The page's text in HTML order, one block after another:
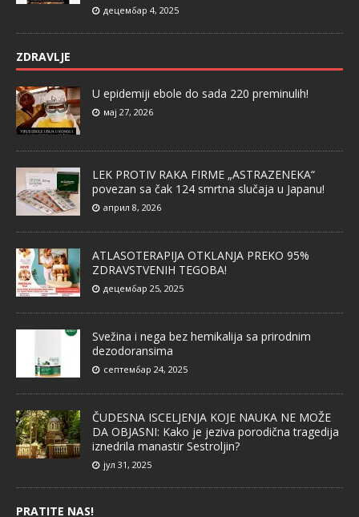
децембар 4, 2025
ZDRAVLJE
U epidemiji ebole do sada 220 preminulih!
мај 27, 2026
LEK PROTIV RAKA FIRME „ASTRAZENEKA“
povezan sa čak 124 smrtna slučaja u Japanu!
април 8, 2026
ATLASOTERAPIJA OTKLANJA PREKO 95%
ZDRAVSTVENIH TEGOBA!
децембар 25, 2025
Svežina i nega bez hemikalija sa prirodnim
dezodoransima
септембар 24, 2025
ČUDESNA ISCELJENJA KOJE NAUKA NE MOŽE
DA OBJASNI: Kako je jeziva porodična tragedija
iznedrila manastir Sestroljin?
јул 31, 2025
PRATITE NAS!